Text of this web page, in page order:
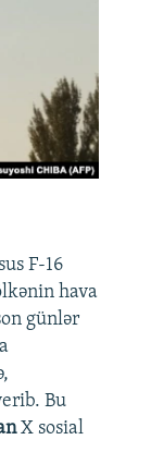
F-16
hava
günlər
Bu
X sosial